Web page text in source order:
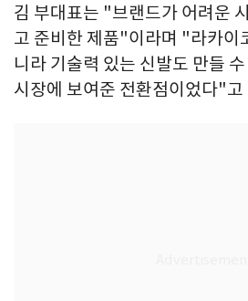
김 부대표는 "브랜드가 어려운
고 준비한 제품"이라며 "라카이
니라 기술력 있는 신발도 만들
시장에 보여준 전환점이었다"고